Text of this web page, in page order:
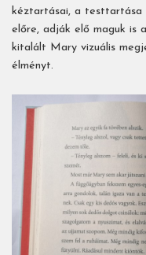
kéztartásai, a testtartása
előre, adják elő maguk is
kitalált Mary vizuális
élményt.